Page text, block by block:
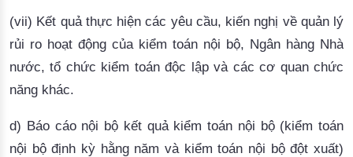
(vii) Kết quả thực hiện các yêu cầu, kiến nghị về quản lý
rủi ro hoạt động của kiểm toán nội bộ, Ngân hàng Nhà
nước, tổ chức kiểm toán độc lập và các cơ quan chức
năng khác.
d) Báo cáo nội bộ kết quả kiểm toán nội bộ (kiểm toán
nội bộ định kỳ hằng năm và kiểm toán nội bộ đột xuất)